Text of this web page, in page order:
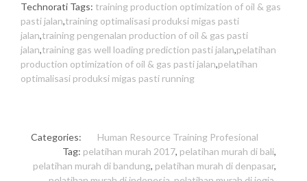
Technorati Tags: training production optimization of oil & gas
pasti jalan,training optimalisasi produksi migas pasti
jalan,training pengenalan production of oil & gas pasti
jalan,training gas well loading prediction pasti jalan,pelatihan
production optimization of oil & gas pasti jalan,pelatihan
optimalisasi produksi migas pasti running
Categories: Human Resource Training Profesional
Tag: pelatihan murah 2017, pelatihan murah di bali,
pelatihan murah di bandung, pelatihan murah di denpasar,